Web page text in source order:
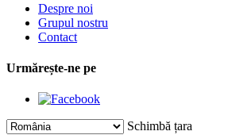
Despre noi
Grupul nostru
Contact
Urmărește-ne pe
Schimbă țara